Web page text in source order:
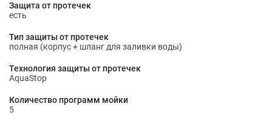
Защита от протечек
есть
Тип защиты от протечек
полная (корпус + шланг для заливки воды)
Технология защиты от протечек
AquaStop
Количество программ мойки
5